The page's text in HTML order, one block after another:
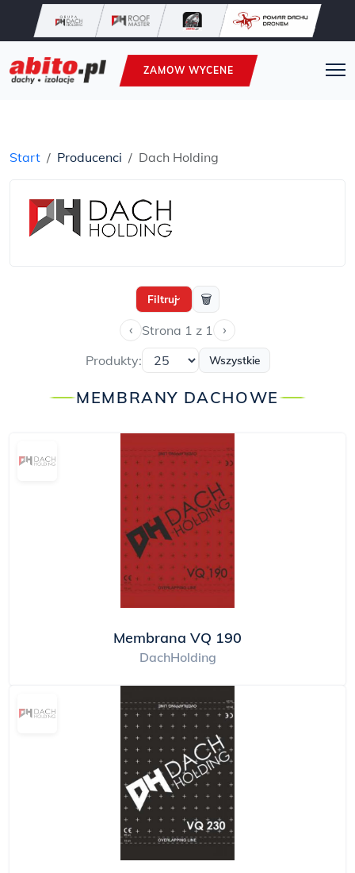
ZAMOW WYCENE
Start Producenci Dach Holding
Filtruj› 🗑
‹ Strona 1 z 1 ›
Produkty: Wszystkie
MEMBRANY DACHOWE
Membrana VQ 190
DachHolding